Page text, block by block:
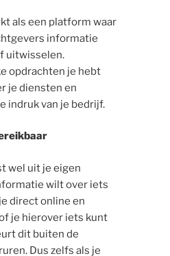
als een platform waar
informatie
uitwisselen.
opdrachten je hebt
je diensten en
indruk van je bedrijf.
wel uit je eigen
wilt over iets
direct online en
je hierover iets kunt
dit buiten de
Dus zelfs als je